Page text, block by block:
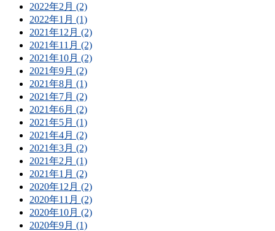
2022年2月 (2)
2022年1月 (1)
2021年12月 (2)
2021年11月 (2)
2021年10月 (2)
2021年9月 (2)
2021年8月 (1)
2021年7月 (2)
2021年6月 (2)
2021年5月 (1)
2021年4月 (2)
2021年3月 (2)
2021年2月 (1)
2021年1月 (2)
2020年12月 (2)
2020年11月 (2)
2020年10月 (2)
2020年9月 (1)